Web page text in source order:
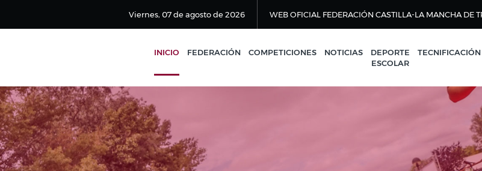
Viernes, 07 de agosto de 2026 WEB OFICIAL FEDERACIÓN CASTILLA-LA MANCHA DE
INICIO FEDERACIÓN COMPETICIONES NOTICIAS
DEPORTE
ESCOLAR
TECNIFICACIÓN